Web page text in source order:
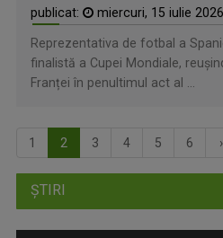
publicat: miercuri, 15 iulie 2026
Reprezentativa de fotbal a
finalistă a Cupei Mondiale,
Franței în penultimul act al ...
1 2 3 4 5 6 ›
ȘTIRI